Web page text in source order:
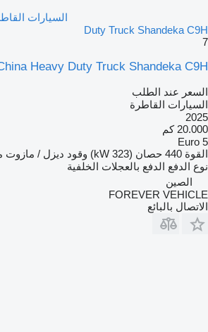
Duty Truck Shandeka C9H
7
Heavy Duty Truck Shandeka C9H
السعر عند الطلب
السيارات القاطرة
2025
20.000 كم
Euro 5
القوة 440 حصان (323 kW) وقود ديزل / مازوت
نوع الدفع الدفع بالعجلات الخلفية
الصين
FOREVER VEHICLE
الاتصال بالبائع